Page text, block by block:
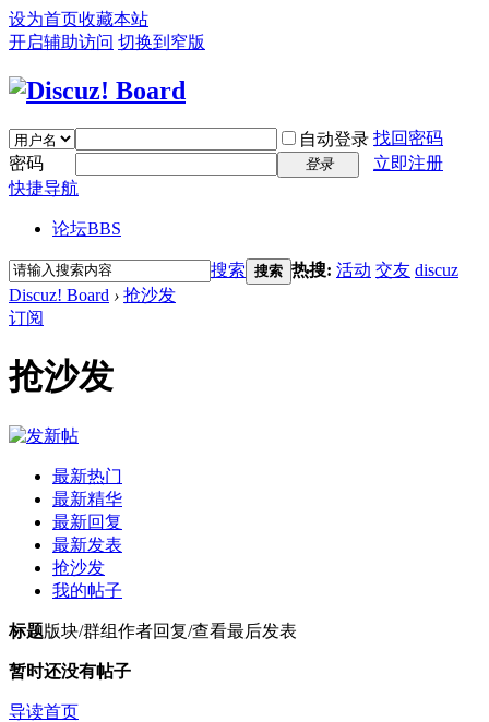
设为首页收藏本站
开启辅助访问 切换到窄版
自动登录 找回密码
密码
登录
立即注册
快捷导航
论坛BBS
搜索 搜索 热搜: 活动 交友 discuz
Discuz! Board › 抢沙发
订阅
抢沙发
最新热门
最新精华
最新回复
最新发表
抢沙发
我的帖子
标题版块/群组作者回复/查看最后发表
暂时还没有帖子
导读首页